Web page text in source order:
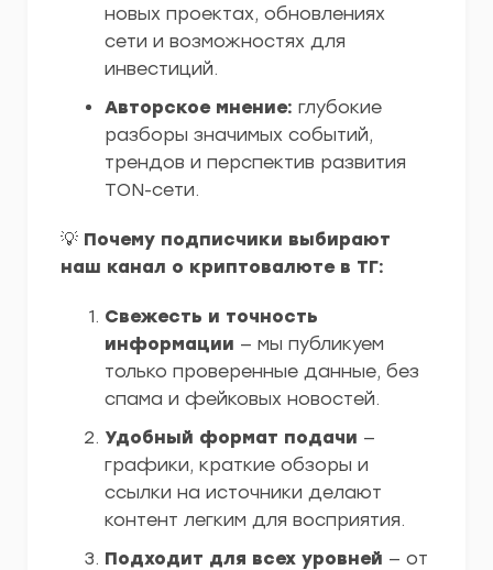
новых проектах, обновлениях
сети и возможностях для
инвестиций.
Авторское мнение: глубокие
разборы значимых событий,
трендов и перспектив развития
TON-сети.
💡 Почему подписчики выбирают
наш канал о криптовалюте в ТГ:
Свежесть и точность
информации — мы публикуем
только проверенные данные, без
спама и фейковых новостей.
Удобный формат подачи —
графики, краткие обзоры и
ссылки на источники делают
контент легким для восприятия.
Подходит для всех уровней — от